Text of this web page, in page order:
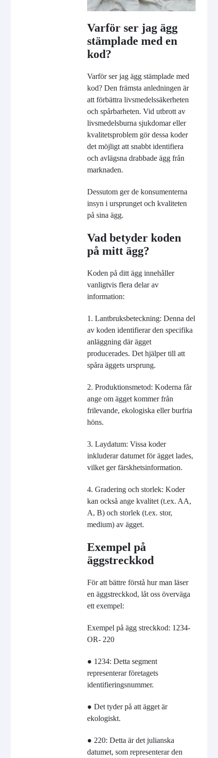
Varför ser jag ägg
stämplade med en
kod?
Varför ser jag ägg stämplade med
kod? Den främsta anledningen är
att förbättra livsmedelssäkerheten
och spårbarheten. Vid utbrott av
livsmedelsburna sjukdomar eller
kvalitetsproblem gör dessa koder
det möjligt att snabbt identifiera
och avlägsna drabbade ägg från
marknaden.
Dessutom ger de konsumenterna
insyn i ursprunget och kvaliteten
på sina ägg.
Vad betyder koden
på mitt ägg?
Koden på ditt ägg innehåller
vanligtvis flera delar av
information:
1. Lantbruksbeteckning: Denna del
av koden identifierar den specifika
anläggning där ägget
producerades. Det hjälper till att
spåra äggets ursprung.
2. Produktionsmetod: Koderna får
ange om ägget kommer från
frilevande, ekologiska eller burfria
höns.
3. Laydatum: Vissa koder
inkluderar datumet för ägget lades,
vilket ger färskhetsinformation.
4. Gradering och storlek: Koder
kan också ange kvalitet (t.ex. AA,
A, B) och storlek (t.ex. stor,
medium) av ägget.
Exempel på
äggstreckkod
För att bättre förstå hur man läser
en äggstreckkod, låt oss överväga
ett exempel:
Exempel på ägg streckkod: 1234-
OR- 220
● 1234: Detta segment
representerar företagets
identifieringsnummer.
● Det tyder på att ägget är
ekologiskt.
● 220: Detta är det julianska
datumet, som representerar den